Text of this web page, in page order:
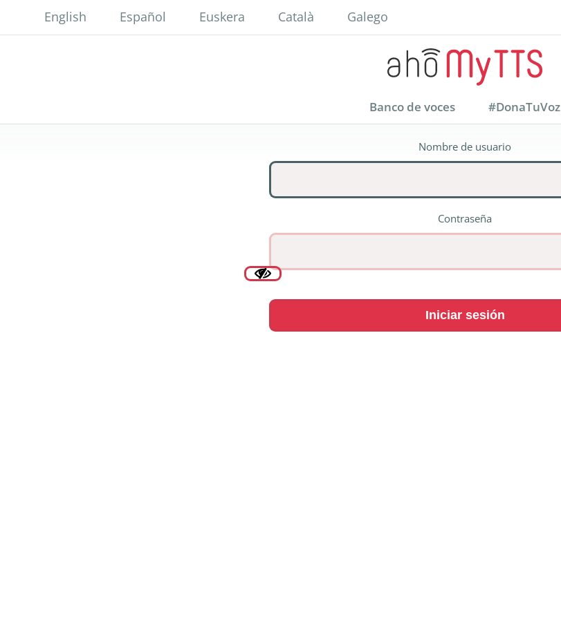
al
English Español Euskera Català Galego
Banco de voces #DonaTuVoz
Nombre de usuario
Contraseña